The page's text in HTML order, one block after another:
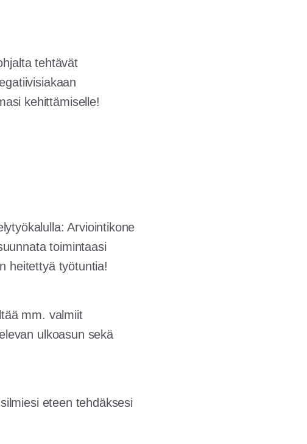
tehtävät
kehittämiselle!
Arviointikone
toimintaasi
heitettyä työtuntia!
mm. valmiit
ulkoasun sekä
eteen tehdäksesi